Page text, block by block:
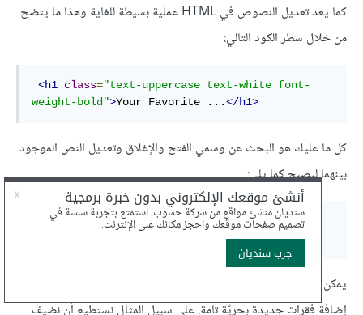
كما يعد تعديل النصوص في HTML عملية بسيطة للغاية وهذا ما يتضح
من خلال سطر الكود التالي:
<h1 class="text-uppercase text-white font-
weight-bold">Your Favorite ...</h1>
كل ما عليك هو البحث عن وسمي الفتح والإغلاق وتعديل النص الموجود
بينهما ليصبح كما يلي:
<h1 = "text-uppercase text-white font-
</h1>
إضافة فقرات جديدة بحريّة تامة. على سبيل المثال نستطيع أن نضيف